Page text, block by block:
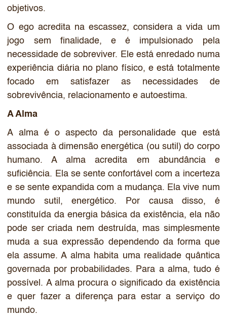
objetivos.
O ego acredita na escassez, considera a vida um
jogo sem finalidade, e é impulsionado pela
necessidade de sobreviver. Ele está enredado numa
experiência diária no plano físico, e está totalmente
focado em satisfazer as necessidades de
sobrevivência, relacionamento e autoestima.
A Alma
A alma é o aspecto da personalidade que está
associada à dimensão energética (ou sutil) do corpo
humano. A alma acredita em abundância e
suficiência. Ela se sente confortável com a incerteza
e se sente expandida com a mudança. Ela vive num
mundo sutil, energético. Por causa disso, é
constituída da energia básica da existência, ela não
pode ser criada nem destruída, mas simplesmente
muda a sua expressão dependendo da forma que
ela assume. A alma habita uma realidade quântica
governada por probabilidades. Para a alma, tudo é
possível. A alma procura o significado da existência
e quer fazer a diferença para estar a serviço do
mundo.